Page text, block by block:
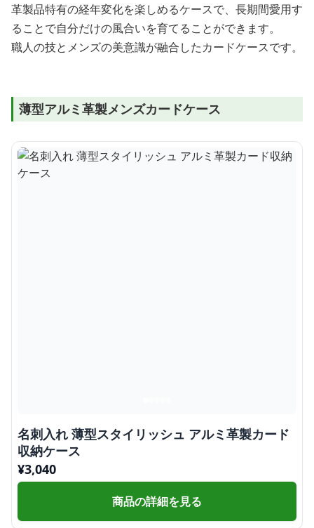
革製品特有の経年変化を楽しめるケースで、長期間愛用す
ることで自分だけの風合いを育てることができます。
職人の技とメンズの美意識が融合したカードケースです。
薄型アルミ革製メンズカードケース
名刺入れ 薄型スタイリッシュ アルミ革製カード
収納ケース
¥3,040
商品の詳細を見る